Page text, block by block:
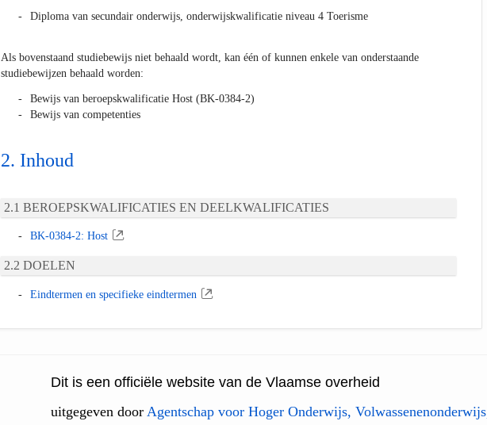
Diploma van secundair onderwijs, onderwijskwalificatie niveau 4 Toerisme
Als bovenstaand studiebewijs niet behaald wordt, kan één of kunnen enkele van onderstaande
studiebewijzen behaald worden:
Bewijs van beroepskwalificatie Host (BK-0384-2)
Bewijs van competenties
Inhoud
BEROEPSKWALIFICATIES EN DEELKWALIFICATIES
BK-0384-2: Host
DOELEN
Eindtermen en specifieke eindtermen
Dit is een officiële website van de Vlaamse overheid
uitgegeven door Agentschap voor Hoger Onderwijs,